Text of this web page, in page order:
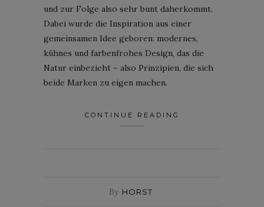
und zur Folge also sehr bunt daherkommt.
Dabei wurde die Inspiration aus einer
gemeinsamen Idee geboren: modernes,
kühnes und farbenfrohes Design, das die
Natur einbezieht – also Prinzipien, die sich
beide Marken zu eigen machen.
CONTINUE READING
By HORST